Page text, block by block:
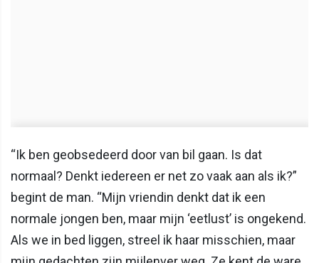
“Ik ben geobsedeerd door van bil gaan. Is dat
normaal? Denkt iedereen er net zo vaak aan als ik?”
begint de man. “Mijn vriendin denkt dat ik een
normale jongen ben, maar mijn ‘eetlust’ is ongekend.
Als we in bed liggen, streel ik haar misschien, maar